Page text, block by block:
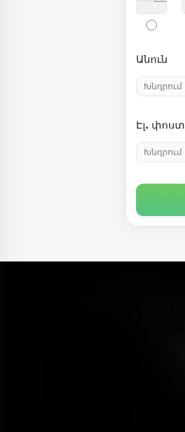
Անուն
Էլ. փոստ